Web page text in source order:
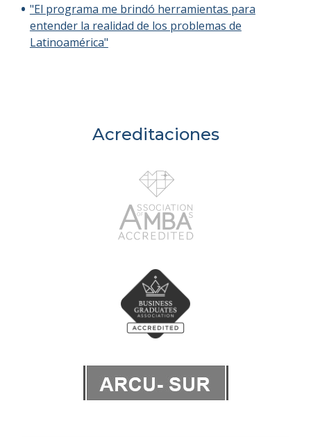
"El programa me brindó herramientas para
entender la realidad de los problemas de
Latinoamérica"
Acreditaciones